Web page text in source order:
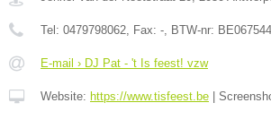
Tel: 0479798062, Fax: -, BTW-nr:
E-mail › DJ Pat - 't Is feest! vzw
Website: https://www.tisfeest.be